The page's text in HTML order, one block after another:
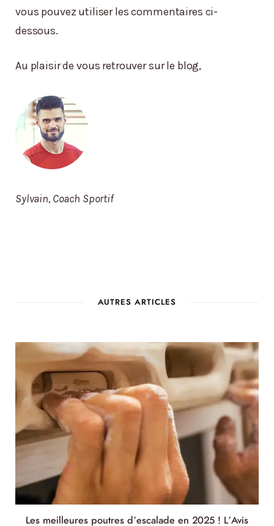
vous pouvez utiliser les commentaires ci-
dessous.
Au plaisir de vous retrouver sur le blog,
Sylvain, Coach Sportif
AUTRES ARTICLES
Les meilleures poutres d’escalade en 2025 ! L’Avis